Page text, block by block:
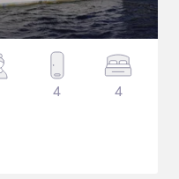
4 4